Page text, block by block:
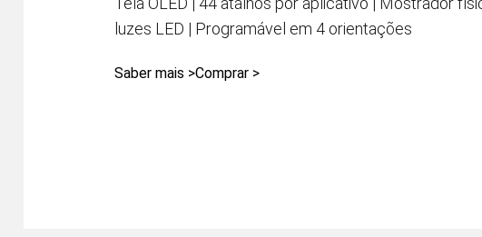
luzes LED | Programável em 4 orientações
Saber mais >Comprar >